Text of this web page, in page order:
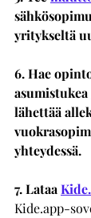
yritykseltä
6. Hae
asumistukea
lähettää
yhteydessä.
7. Lataa
Kide.app-